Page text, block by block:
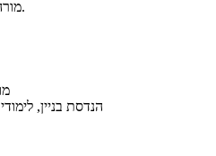
הנדסת בניין,